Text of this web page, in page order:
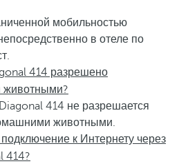
мобильностью
в отеле по
414 разрешено
414 не разрешается
животными.
к Интернету через
414?